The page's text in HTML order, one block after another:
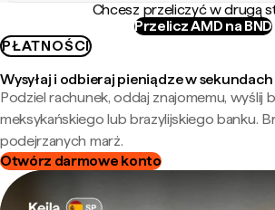
Chcesz przeliczyć w drugą
Przelicz AMD na BND
PŁATNOŚCI
Wysyłaj i odbieraj pieniądze w sekundach
Podziel rachunek, oddaj znajomemu, wyślij
meksykańskiego lub brazylijskiego banku.
podejrzanych marż.
Otwórz darmowe konto